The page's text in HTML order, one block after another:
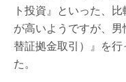
ト投資』といった、
が高いようですが、
替証拠金取引）』を
た。